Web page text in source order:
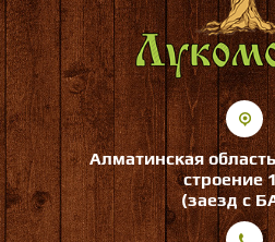
Алматинская
строение
(заезд с